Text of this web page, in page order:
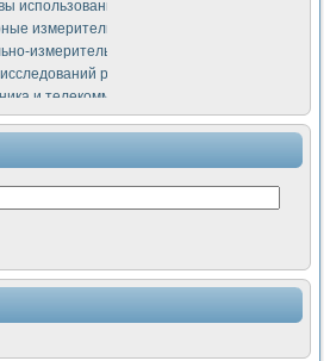
использования машинного зрения в
измерительные системы для
измерительный комплекс аппаратуры для
рабочих процессов ДВС в
и телекоммуникации
радиолиний систем передачи данных
программный комплекс для исследования
лабораторный стенд для исследования
параметров операционных
преобразователь на основе цифровой
NI LabVIEW для математического
возможности создания измерителя ВАХ
моделирование генератора сигналов -